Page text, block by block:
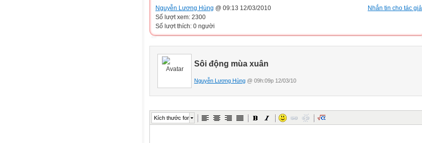
Nhắn tin cho tác giả
Nguyễn Lương Hùng @ 09:13 12/03/2010
Số lượt xem: 2300
Số lượt thích: 0 người
Sôi động mùa xuân
Nguyễn Lương Hùng @ 09h:09p 12/03/10
Kích thước font